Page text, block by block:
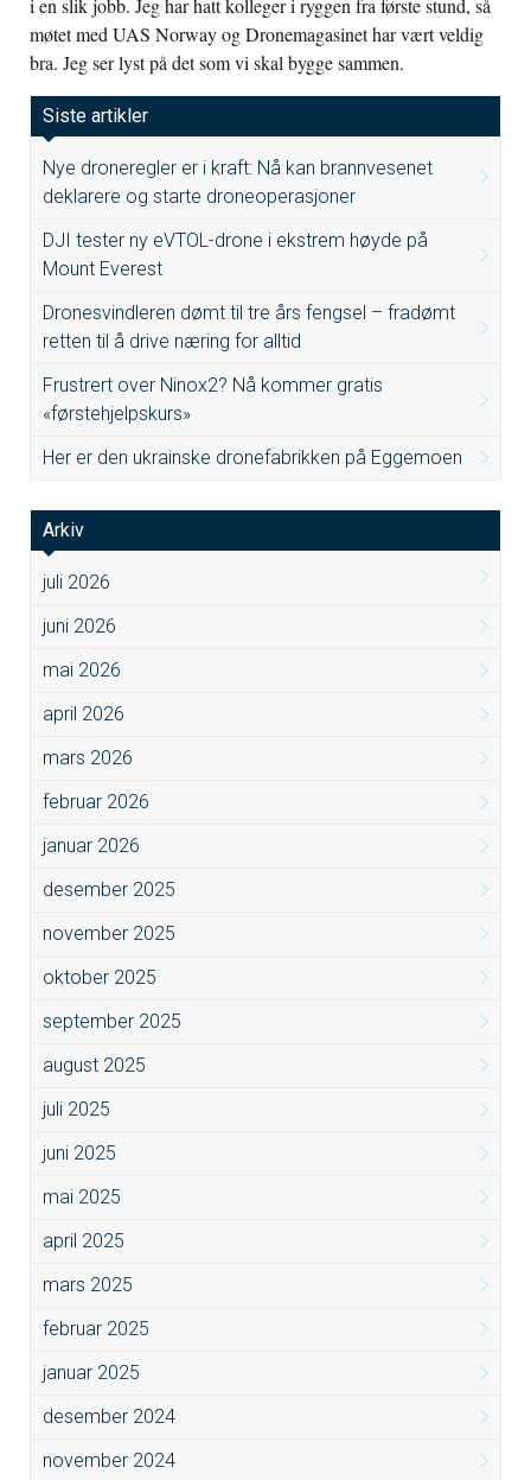
møtet med UAS Norway og Dronemagasinet har vært veldig
bra. Jeg ser lyst på det som vi skal bygge sammen.
Siste artikler
Nye droneregler er i kraft: Nå kan brannvesenet
deklarere og starte droneoperasjoner
DJI tester ny eVTOL-drone i ekstrem høyde på
Mount Everest
Dronesvindleren dømt til tre års fengsel – fradømt
retten til å drive næring for alltid
Frustrert over Ninox2? Nå kommer gratis
«førstehjelpskurs»
Her er den ukrainske dronefabrikken på Eggemoen
Arkiv
juli 2026
juni 2026
mai 2026
april 2026
mars 2026
februar 2026
januar 2026
desember 2025
november 2025
oktober 2025
september 2025
august 2025
juli 2025
juni 2025
mai 2025
april 2025
mars 2025
februar 2025
januar 2025
desember 2024
november 2024